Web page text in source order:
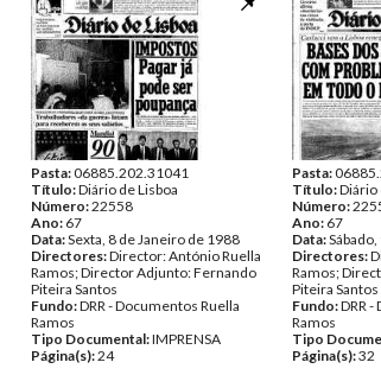
Pasta:06885.202.31041
Título:Diário de Lisboa
Número:22558
Ano: 67
Data:Sexta, 8 de Janeiro de 1988
Directores:Director: António Ruella
Ramos; Director Adjunto: Fernando
Piteira Santos
Fundo:DRR - Documentos Ruella
Ramos
Tipo Documental:IMPRENSA
Página(s):24
Pasta:
Título:Diário
Número:
Ano: 67
Data:
Directores:
Ramos;
Piteira Santos
Fundo:DRR
Ramos
Tipo
Página(s):32